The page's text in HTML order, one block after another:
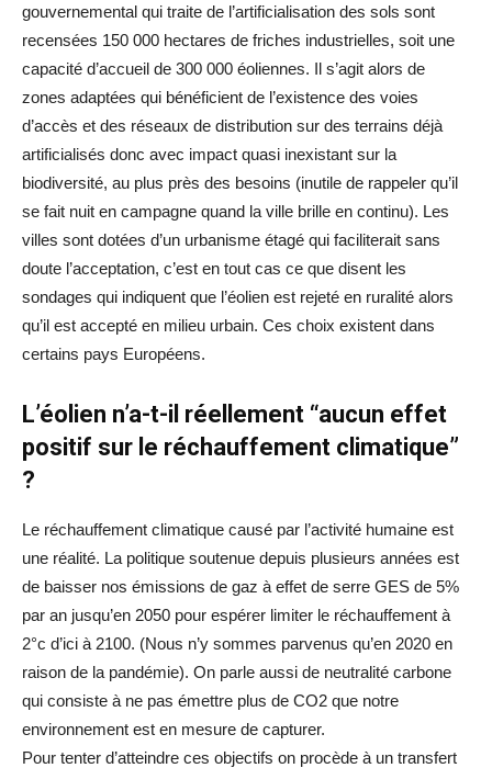
gouvernemental qui traite de l’artificialisation des sols sont
recensées 150 000 hectares de friches industrielles, soit une
capacité d’accueil de 300 000 éoliennes. Il s’agit alors de
zones adaptées qui bénéficient de l’existence des voies
d’accès et des réseaux de distribution sur des terrains déjà
artificialisés donc avec impact quasi inexistant sur la
biodiversité, au plus près des besoins (inutile de rappeler qu’il
se fait nuit en campagne quand la ville brille en continu). Les
villes sont dotées d’un urbanisme étagé qui faciliterait sans
doute l’acceptation, c’est en tout cas ce que disent les
sondages qui indiquent que l’éolien est rejeté en ruralité alors
qu’il est accepté en milieu urbain. Ces choix existent dans
certains pays Européens.
L’éolien n’a-t-il réellement “aucun effet
positif sur le réchauffement climatique”
?
Le réchauffement climatique causé par l’activité humaine est
une réalité. La politique soutenue depuis plusieurs années est
de baisser nos émissions de gaz à effet de serre GES de 5%
par an jusqu’en 2050 pour espérer limiter le réchauffement à
2°c d’ici à 2100. (Nous n’y sommes parvenus qu’en 2020 en
raison de la pandémie). On parle aussi de neutralité carbone
qui consiste à ne pas émettre plus de CO2 que notre
environnement est en mesure de capturer.
Pour tenter d’atteindre ces objectifs on procède à un transfert